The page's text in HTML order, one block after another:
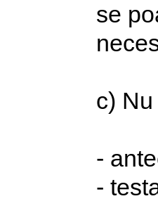
se
c)
-
-